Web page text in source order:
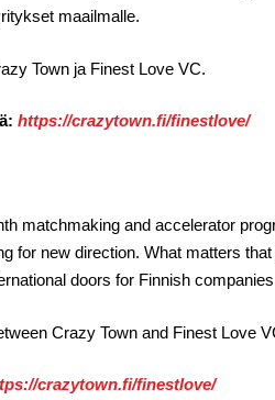
maailmalle.
Town ja Finest Love VC.
https://crazytown.fi/finestlove/
matchmaking and accelerator
for new direction. What matters
doors for Finnish
Crazy Town and Finest Love
crazytown.fi/finestlove/